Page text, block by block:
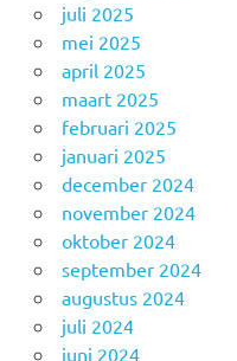
juli 2025
mei 2025
april 2025
maart 2025
februari 2025
januari 2025
december 2024
november 2024
oktober 2024
september 2024
augustus 2024
juli 2024
juni 2024